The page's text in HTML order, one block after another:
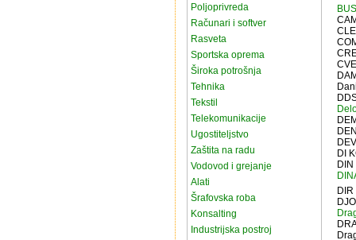
Poljoprivreda
Računari i softver
Rasveta
Sportska oprema
Široka potrošnja
Tehnika
Tekstil
Telekomunikacije
Ugostiteljstvo
Zaštita na radu
Vodovod i grejanje
Alati
Šrafovska roba
Konsalting
Industrijska postroj
DI
DIN